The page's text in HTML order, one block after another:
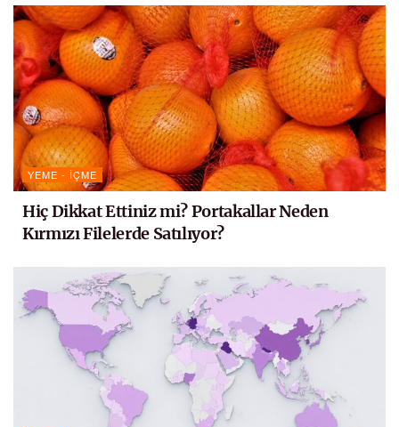
YEME - İÇME
Hiç Dikkat Ettiniz mi? Portakallar Neden
Kırmızı Filelerde Satılıyor?